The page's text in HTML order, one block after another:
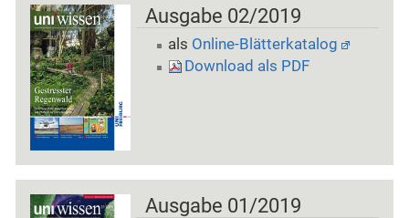
Ausgabe 02/2019
als Online-Blätterkatalog
Download als PDF
Ausgabe 01/2019